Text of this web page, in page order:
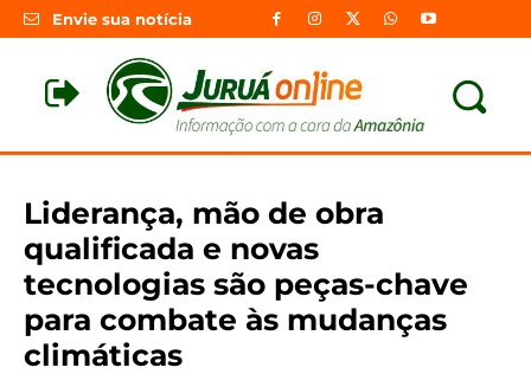
Envie sua notícia
Liderança, mão de obra
qualificada e novas
tecnologias são peças-chave
para combate às mudanças
climáticas